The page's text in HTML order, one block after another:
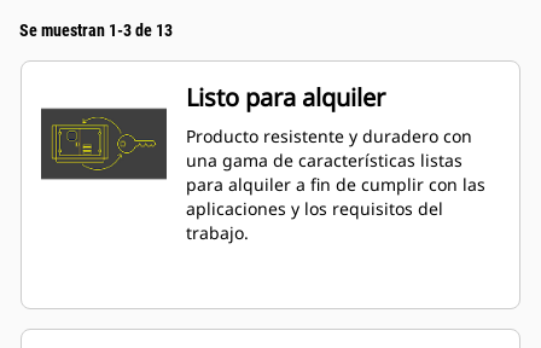
Se muestran 1-3 de 13
Listo para alquiler
Producto resistente y duradero con
una gama de características listas
para alquiler a fin de cumplir con las
aplicaciones y los requisitos del
trabajo.